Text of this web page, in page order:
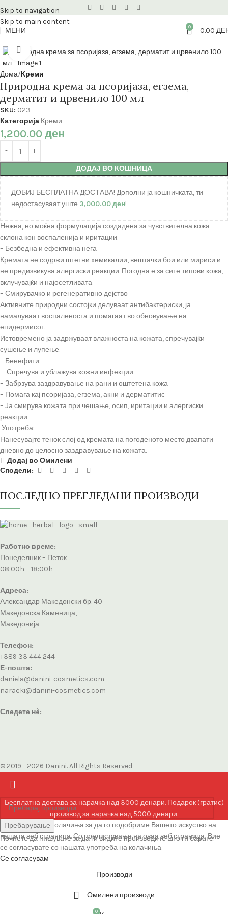
Skip to navigation
Skip to main content
МЕНИ
0 0.00
Кликнете за зголемување
Дома Креми
Природна крема за псоријаза, егзема,
дерматит и црвенило 100 мл
SKU: 023
Категорија Креми
1,200.00 ден
ДОДАЈ ВО КОШНИЦА
ДОБИЈ БЕСПЛАТНА ДОСТАВА! Дополни ја кошничката, ти
недостасуваат уште 3,000.00ден!
Нежна, но моќна формулација создадена за чувствителна кожа
склона кон воспаленија и иритации.
– Безбедна и ефективна нега
Кремата не содржи штетни хемикалии, вештачки бои или мириси и
не предизвикува алергиски реакции. Погодна е за сите типови кожа,
вклучувајќи и најосетливата.
– Смирувачко и регенеративно дејство
Активните природни состојки делуваат антибактериски, ја
намалуваат воспаленоста и помагаат во обновување на
епидермисот.
Истовремено ја задржуваат влажноста на кожата, спречувајќи
сушење и лупење.
– Бенефити:
– Спречува и ублажува кожни инфекции
– Забрзува заздравување на рани и оштетена кожа
– Помага кај псоријаза, егзема, акни и дерматитис
– Ја смирува кожата при чешање, осип, иритации и алергиски
реакции
Употреба:
Нанесувајте тенок слој од кремата на погоденото место двапати
дневно до целосно заздравување на кожата.
Додај во Омилени
Сподели:
ПОСЛЕДНО ПРЕГЛЕДАНИ ПРОИЗВОДИ
Работно време:
Понеделник – Петок
08:00h – 18:00h
Адреса:
Александар Македонски бр. 40
Македонска Каменица,
Македонија
Телефон:
+389 33 444 244
Е-пошта:
daniela@danini-cosmetics.com
naracki@danini-cosmetics.com
Следете нè:
© 2019 - 2026 Danini. All Rights Reserved
Пребарување
Почнете да пишувате за да ги видите производите што ги барате.
Бесплатна достава за нарачка над 3000 денари. Подарок (гратис)
производ за нарачка над 5000 денари.
Ние користиме колачиња за да го подобриме Вашето искуство на
нашата веб страница. Со прелистување на оваа веб страница, Вие
се согласувате со нашата употреба на колачиња.
Се согласувам
Производи
Омилени производи
0